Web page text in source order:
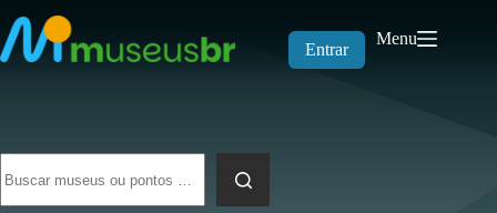
para
o
conteúdo
Entrar
Menu
resultados